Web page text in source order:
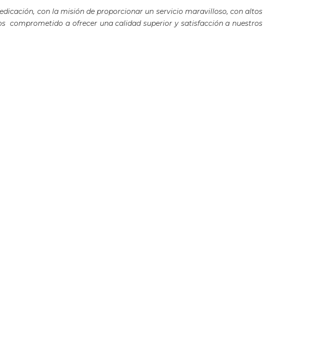
contenido
anterior
con la misión de proporcionar un servicio maravilloso, con altos
comprometido a ofrecer una calidad superior y satisfacción a nuestros